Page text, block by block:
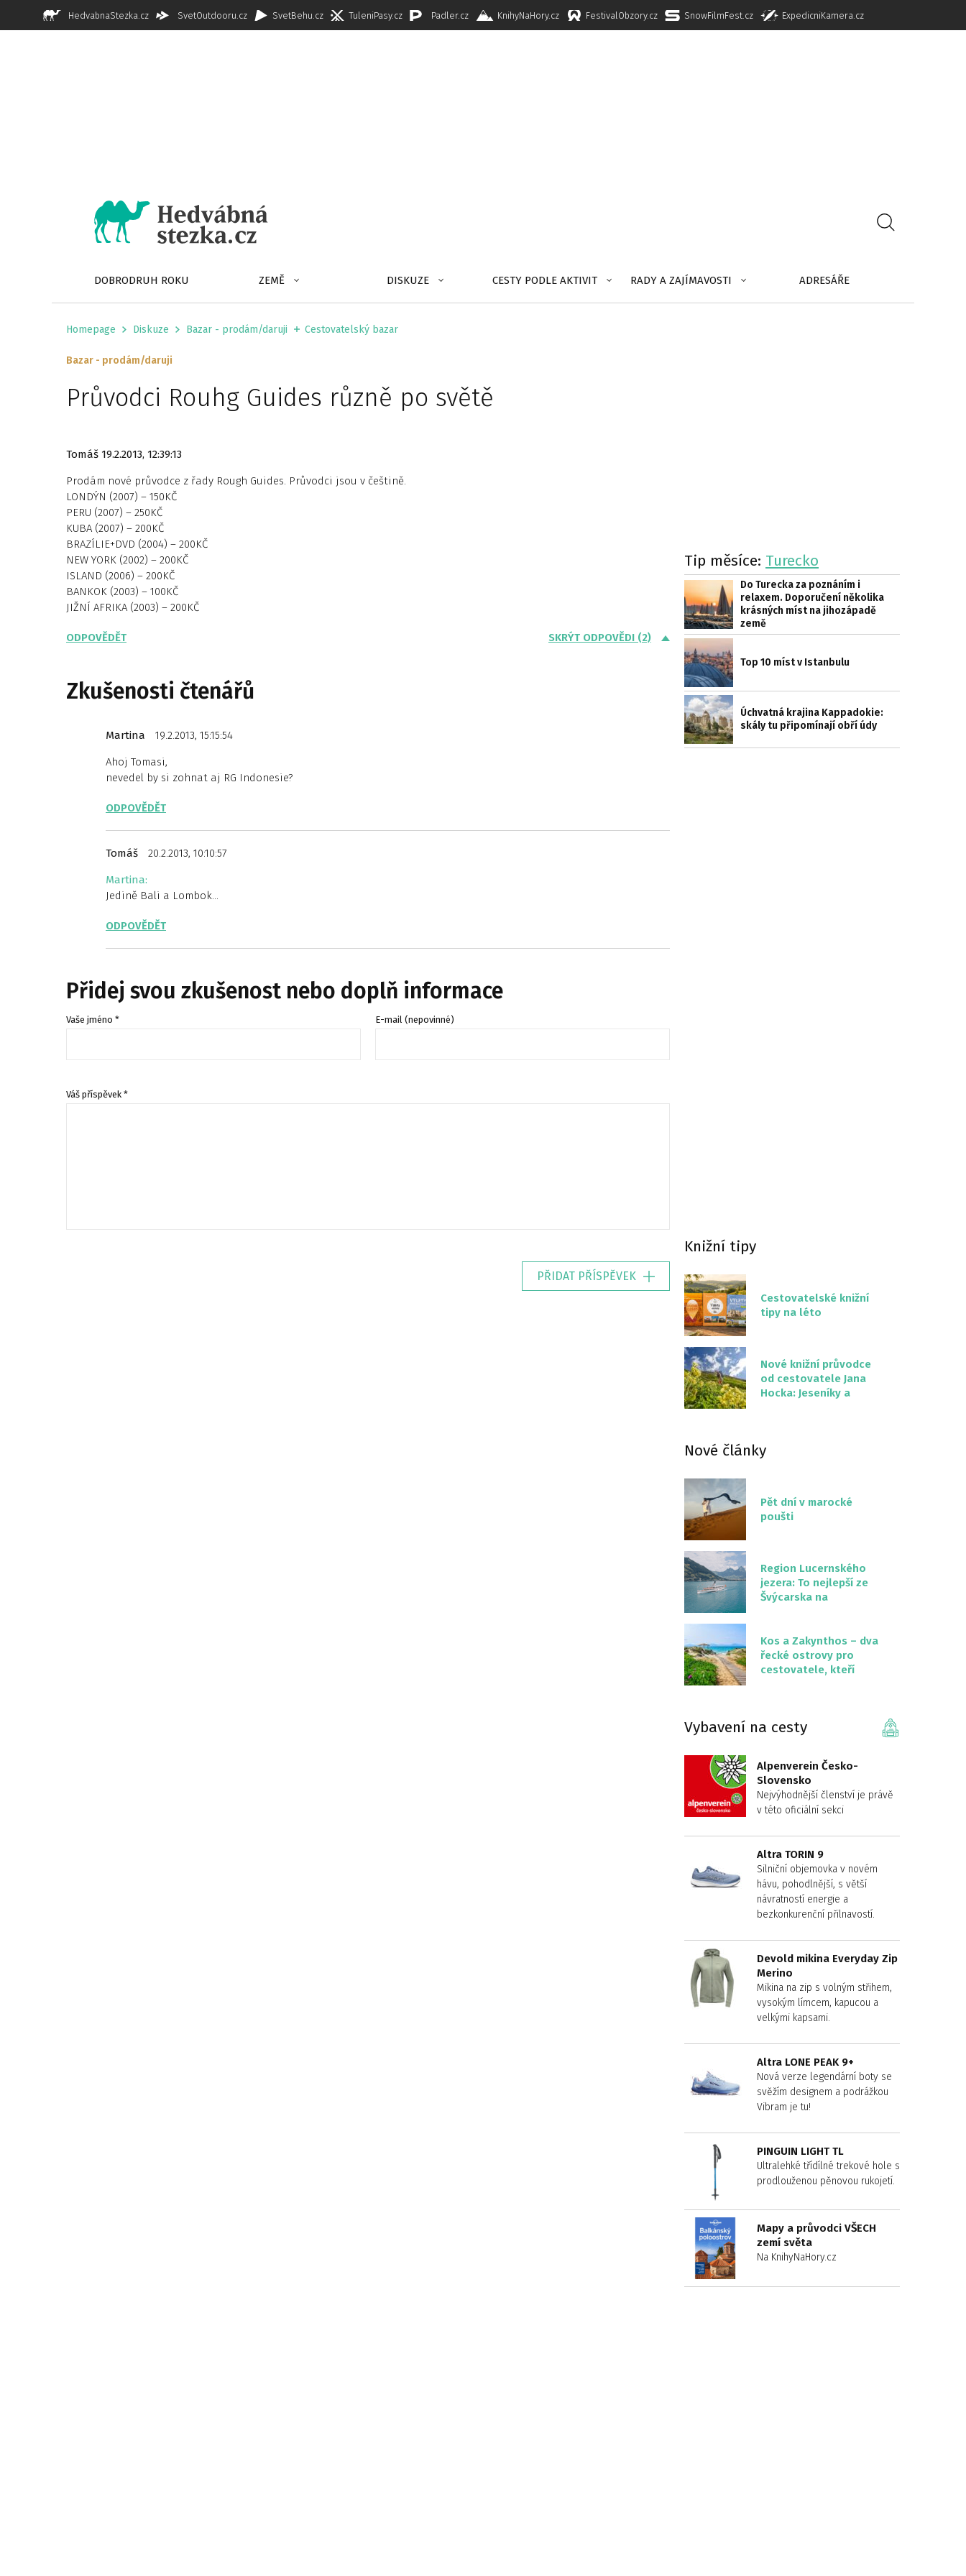
HedvabnaStezka.cz SvetOutdooru.cz SvetBehu.cz TuleniPasy.cz Padler.cz KnihyNaHory.cz FestivalObzory.cz SnowFilmFest.cz ExpedicniKamera.cz
DOBRODRUH ROKU ZEMĚ DISKUZE CESTY PODLE AKTIVIT RADY A ZAJÍMAVOSTI ADRESÁŘE
Homepage Diskuze Bazar - prodám/daruji Cestovatelský bazar
Bazar - prodám/daruji
Průvodci Rouhg Guides různě po světě
Tomáš 19.2.2013, 12:39:13
Prodám nové průvodce z řady Rough Guides. Průvodci jsou v češtině.
LONDÝN (2007) – 150KČ
PERU (2007) – 250KČ
KUBA (2007) – 200KČ
BRAZÍLIE+DVD (2004) – 200KČ
NEW YORK (2002) – 200KČ
ISLAND (2006) – 200KČ
BANKOK (2003) – 100KČ
JIŽNÍ AFRIKA (2003) – 200KČ
ODPOVĚDĚT SKRÝT ODPOVĚDI (2)
Zkušenosti čtenářů
Martina 19.2.2013, 15:15:54
Ahoj Tomasi,
nevedel by si zohnat aj RG Indonesie?
ODPOVĚDĚT
Tomáš 20.2.2013, 10:10:57
Martina:
Jedině Bali a Lombok…
ODPOVĚDĚT
Přidej svou zkušenost nebo doplň informace
Vaše jméno * E-mail (nepovinné)
Váš příspěvek *
PŘIDAT PŘÍSPĚVEK
Tip měsíce: Turecko
Do Turecka za poznáním i
relaxem. Doporučení několika
krásných míst na jihozápadě
země
Top 10 míst v Istanbulu
Úchvatná krajina Kappadokie:
skály tu připomínají obří údy
Knižní tipy
Cestovatelské knižní
tipy na léto
Nové knižní průvodce
od cestovatele Jana
Hocka: Jeseníky a
Nové články
Pět dní v marocké
poušti
Region Lucernského
jezera: To nejlepší ze
Švýcarska na
Kos a Zakynthos – dva
řecké ostrovy pro
cestovatele, kteří
Vybavení na cesty
Alpenverein Česko-
Slovensko
Nejvýhodnější členství je právě
v této oficiální sekci
Altra TORIN 9
Silniční objemovka v novém
hávu, pohodlnější, s větší
návratností energie a
bezkonkurenční přilnavostí.
Devold mikina Everyday Zip
Merino
Mikina na zip s volným střihem,
vysokým límcem, kapucou a
velkými kapsami.
Altra LONE PEAK 9+
Nová verze legendární boty se
svěžím designem a podrážkou
Vibram je tu!
PINGUIN LIGHT TL
Ultralehké třídílné trekové hole s
prodlouženou pěnovou rukojetí.
Mapy a průvodci VŠECH
zemí světa
Na KnihyNaHory.cz